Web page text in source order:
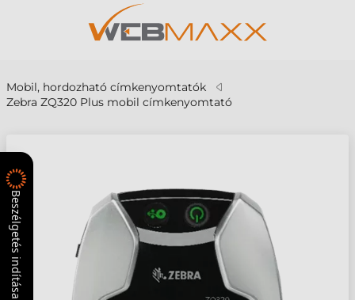
Mobil, hordozható címkenyomtatók
Zebra ZQ320 Plus mobil címkenyomtató
Beszélgetés indítása